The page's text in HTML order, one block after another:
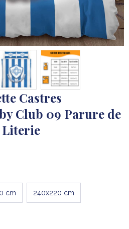
Castres
Club 09 Parure de
Literie
cm 240x220 cm